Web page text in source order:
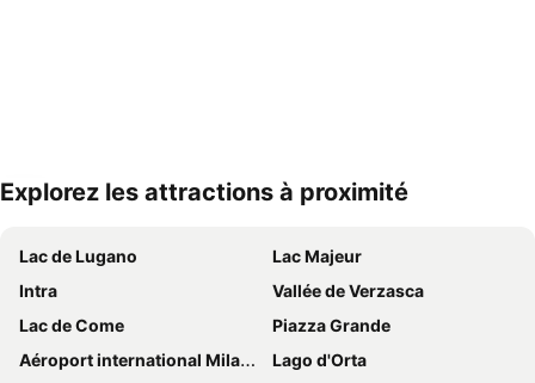
Explorez les attractions à proximité
Lac de Lugano
Lac Majeur
Intra
Vallée de Verzasca
Lac de Come
Piazza Grande
Aéroport international Milan Malpensa - Silvio Berlusconi
Lago d'Orta